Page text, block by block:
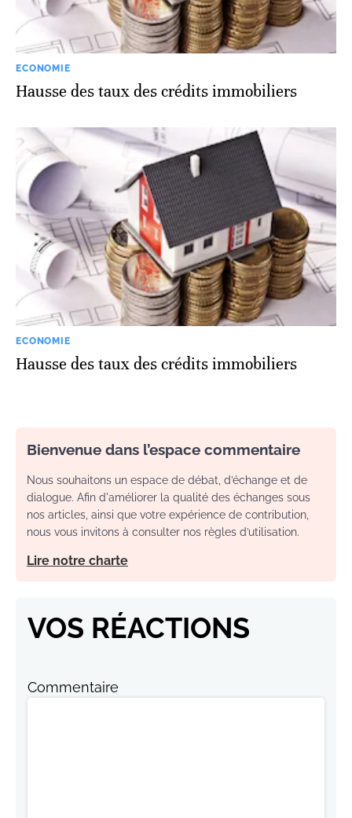
ECONOMIE
Hausse des taux des crédits immobiliers
ECONOMIE
Hausse des taux des crédits immobiliers
Bienvenue dans l’espace commentaire
Nous souhaitons un espace de débat, d’échange et de
dialogue. Afin d'améliorer la qualité des échanges sous
nos articles, ainsi que votre expérience de contribution,
nous vous invitons à consulter nos règles d’utilisation.
Lire notre charte
VOS RÉACTIONS
Commentaire